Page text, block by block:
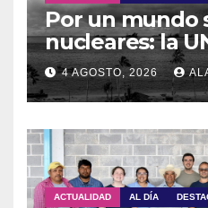
Por un mundo
nucleares: la
OTPCEN
colaboración
4 AGOSTO, 2026
ACTUALIDAD AL DÍA